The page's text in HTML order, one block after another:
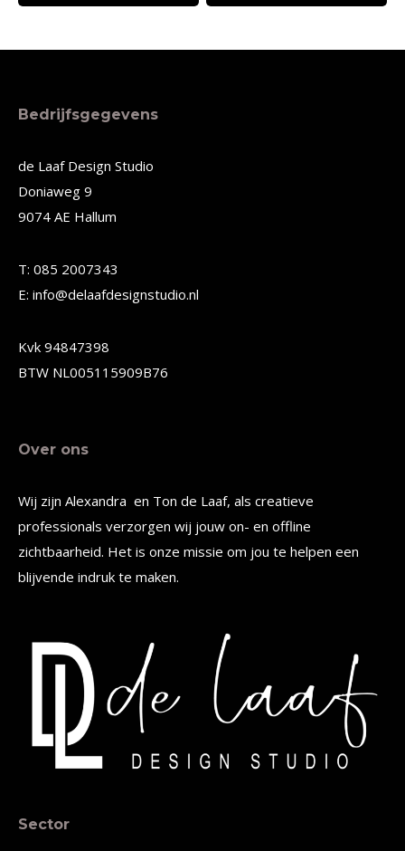
product
meerdere
Deze
optie
kan
worden
de
productpagina
product
Bedrijfsgegevens
de Laaf Design Studio
Doniaweg 9
9074 AE Hallum
T: 085 2007343
E: info@delaafdesignstudio.nl
Kvk 94847398
BTW NL005115909B76
Over ons
Wij zijn Alexandra en Ton de Laaf, als creatieve
professionals verzorgen wij jouw on- en offline
zichtbaarheid. Het is onze missie om jou te helpen een
blijvende indruk te maken.
Sector